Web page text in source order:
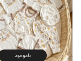
ناموجود